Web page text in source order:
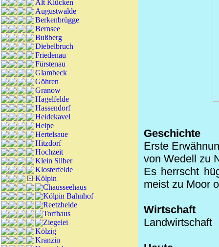
Alt Klücken
Augustwalde
Berkenbrügge
Bernsee
Bußberg
Diebelbruch
Friedenau
Fürstenau
Glambeck
Göhren
Granow
Hagelfelde
Hassendorf
Heidekavel
Helpe
Hertelsaue
Hitzdorf
Hochzeit
Klein Silber
Klosterfelde
Kölpin
Chausseehaus
Kölpin Bahnhof
Reetzheide
Torfhaus
Ziegelei
Kölzig
Kranzin
Geschichte
Erste
von Wedell zu
Es herrscht
meist zu Moor
Wirtschaft
Landwirtschaft